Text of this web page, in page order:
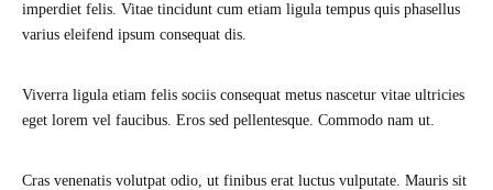
imperdiet felis. Vitae tincidunt cum etiam ligula tempus quis phasellus
varius eleifend ipsum consequat dis.
Viverra ligula etiam felis sociis consequat metus nascetur vitae ultricies
eget lorem vel faucibus. Eros sed pellentesque. Commodo nam ut.
Cras venenatis volutpat odio, ut finibus erat luctus vulputate. Mauris sit